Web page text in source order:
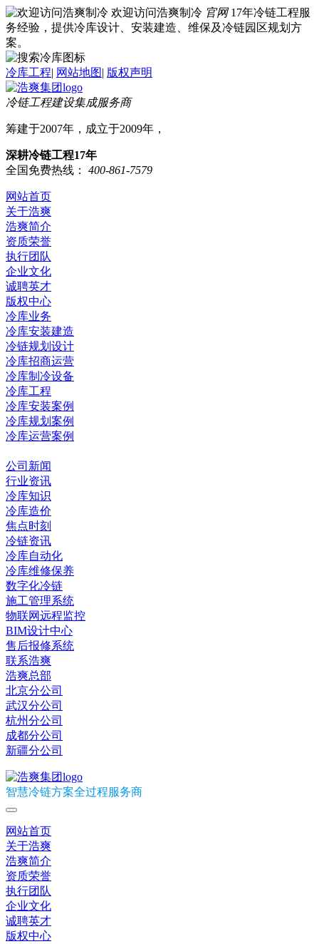
欢迎访问浩爽制冷 官网 17年冷链工程服
务经验，提供冷库设计、安装建造、维保及冷链园区规划方
案。
冷库工程| 网站地图| 版权声明
冷链工程建设集成服务商
筹建于2007年，成立于2009年，
深耕冷链工程17年
全国免费热线：
400-861-7579
网站首页
关于浩爽
浩爽简介
资质荣誉
执行团队
企业文化
诚聘英才
版权中心
冷库业务
冷库安装建造
冷链规划设计
冷库招商运营
冷库制冷设备
冷库工程
冷库安装案例
冷库规划案例
冷库运营案例
公司新闻
行业资讯
冷库知识
冷库造价
焦点时刻
冷链资讯
冷库自动化
冷库维修保养
数字化冷链
施工管理系统
物联网远程监控
BIM设计中心
售后报修系统
联系浩爽
浩爽总部
北京分公司
武汉分公司
杭州分公司
成都分公司
新疆分公司
智慧冷链方案全过程服务商
网站首页
关于浩爽
浩爽简介
资质荣誉
执行团队
企业文化
诚聘英才
版权中心